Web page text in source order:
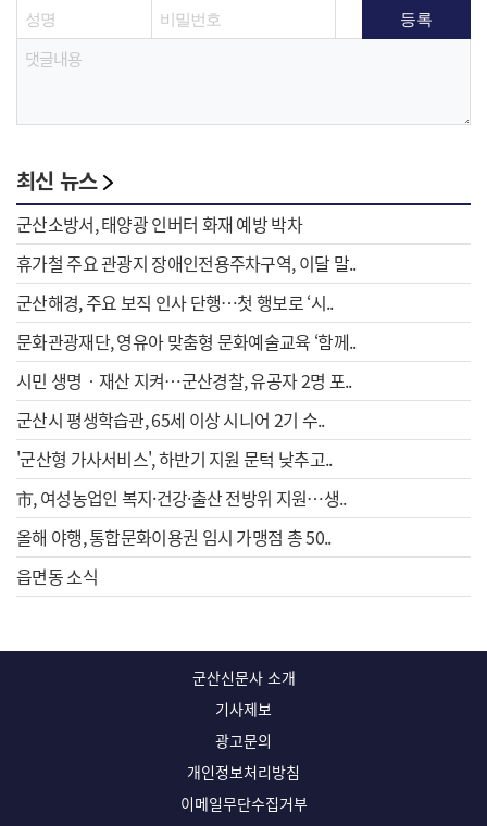
최신 뉴스
군산소방서, 태양광 인버터 화재 예방 박차
휴가철 주요 관광지 장애인전용주차구역, 이달 말..
군산해경, 주요 보직 인사 단행…첫 행보로 ‘시..
문화관광재단, 영유아 맞춤형 문화예술교육 ‘함께..
시민 생명‧재산 지켜…군산경찰, 유공자 2명 포..
군산시 평생학습관, 65세 이상 시니어 2기 수..
'군산형 가사서비스', 하반기 지원 문턱 낮추고..
市, 여성농업인 복지·건강·출산 전방위 지원…생..
올해 야행, 통합문화이용권 임시 가맹점 총 50..
읍면동 소식
군산신문사 소개
기사제보
광고문의
개인정보처리방침
이메일무단수집거부